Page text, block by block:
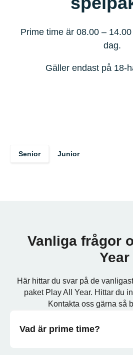
Prime time är 08.00 –
dag.
Gäller endast på 18-
Senior Junior
Vanliga frågor
Year
Här hittar du svar på de
paket Play All Year. Hittar du
Kontakta oss gärna så
Vad är prime time?